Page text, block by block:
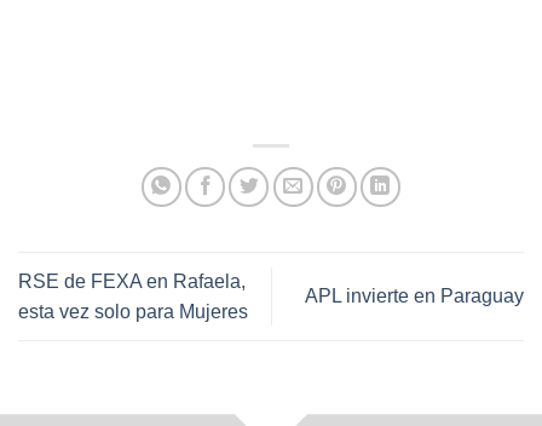
RSE de FEXA en Rafaela,
esta vez solo para Mujeres
APL invierte en Paraguay